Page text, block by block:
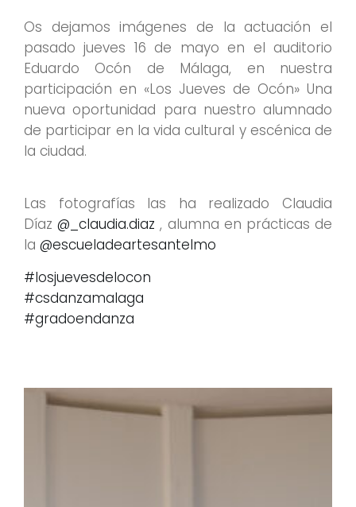
Os dejamos imágenes de la actuación el
pasado jueves 16 de mayo en el auditorio
Eduardo Ocón de Málaga, en nuestra
participación en «Los Jueves de Ocón» Una
nueva oportunidad para nuestro alumnado
de participar en la vida cultural y escénica de
la ciudad.
Las fotografías las ha realizado Claudia
Díaz@_claudia.diaz , alumna en prácticas de
la @escueladeartesantelmo
#losjuevesdelocon
#csdanzamalaga
#gradoendanza